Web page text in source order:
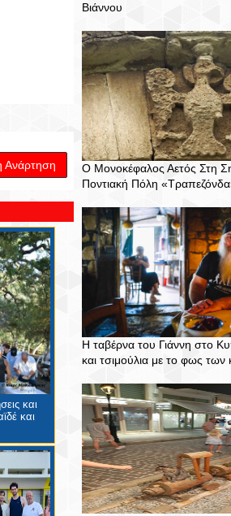
Ανάρτηση
και
και
Βιάννου
Ο Μονοκέφαλος Αετός Στη
Ποντιακή Πόλη
Η ταβέρνα του Γιάννη στο
και τσιμούλια με το φως των